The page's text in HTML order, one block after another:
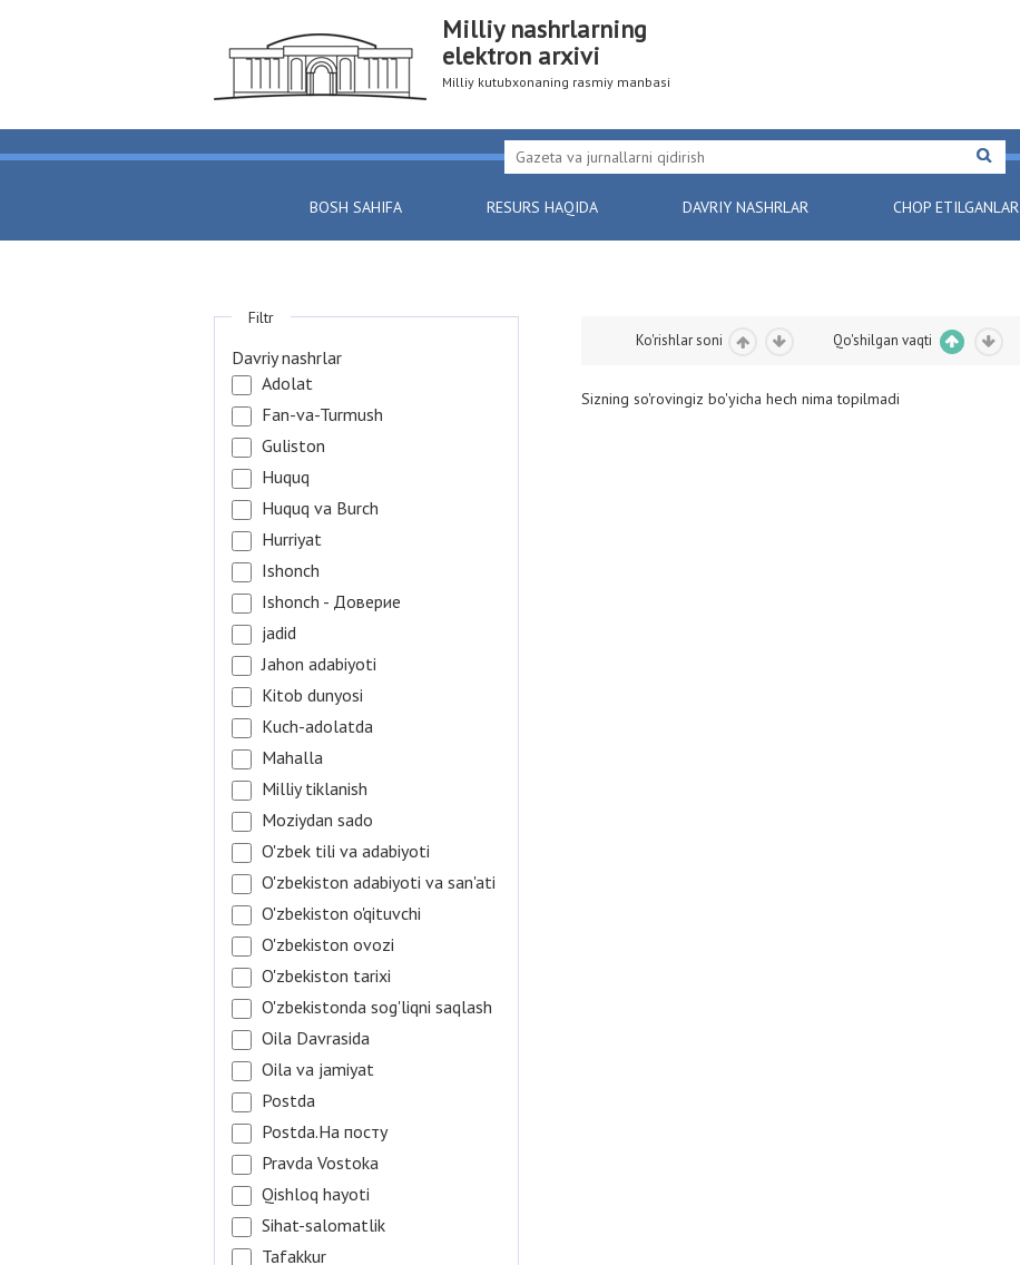
Milliy nashrlarning
elektron arxivi
Milliy kutubxonaning rasmiy manbasi
BOSH SAHIFA RESURS HAQIDA DAVRIY NASHRLAR CHOP ETILGANLAR
Ko'rishlar soni Qo'shilgan vaqti
Sizning so'rovingiz bo'yicha hech nima topilmadi
Filtr
Davriy nashrlar
Adolat
Fan-va-Turmush
Guliston
Huquq
Huquq va Burch
Hurriyat
Ishonch
Ishonch - Доверие
jadid
Jahon adabiyoti
Kitob dunyosi
Kuch-adolatda
Mahalla
Milliy tiklanish
Moziydan sado
O'zbek tili va adabiyoti
O'zbekiston adabiyoti va san'ati
O'zbekiston o'qituvchi
O'zbekiston ovozi
O'zbekiston tarixi
O'zbekistonda sog'liqni saqlash
Oila Davrasida
Oila va jamiyat
Postda
Postda.На посту
Pravda Vostoka
Qishloq hayoti
Sihat-salomatlik
Tafakkur